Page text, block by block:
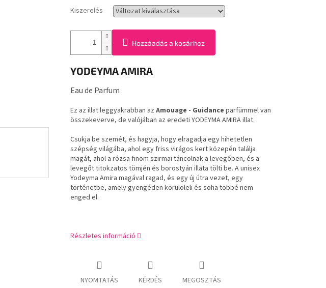
Kiszerelés
Hozzáadás a kosárhoz
YODEYMA AMIRA
Eau de Parfum
Ez az illat leggyakrabban az Amouage - Guidance parfümmel van
összekeverve, de valójában az eredeti YODEYMA AMIRA illat.
Csukja be szemét, és hagyja, hogy elragadja egy hihetetlen
szépség világába, ahol egy friss virágos kert közepén találja
magát, ahol a rózsa finom szirmai táncolnak a levegőben, és a
levegőt titokzatos tömjén és borostyán illata tölti be. A unisex
Yodeyma Amira magával ragad, és egy új útra vezet, egy
történetbe, amely gyengéden körülöleli és soha többé nem
enged el.
Részletes információ
NYOMTATÁS KÉRDÉS MEGOSZTÁS